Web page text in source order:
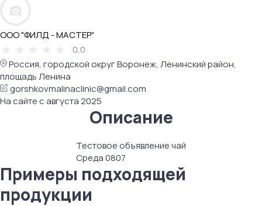
ООО "ФИЛД - МАСТЕР"
0,0
Россия, городской округ Воронеж, Ленинский район,
площадь Ленина
gorshkovmalinaclinic@gmail.com
На сайте c августа 2025
Описание
Тестовое объявление чай
Среда 0807
Примеры подходящей
продукции